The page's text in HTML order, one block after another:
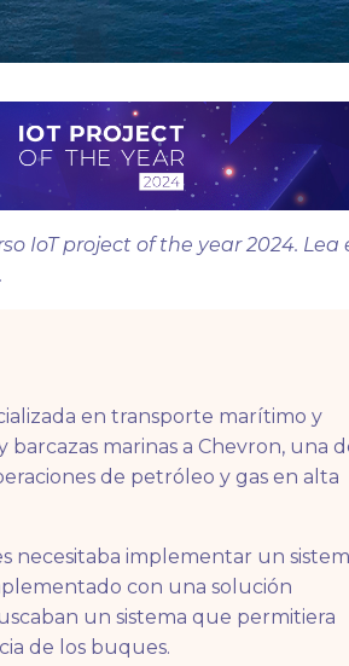
IoT project of the year 2024. Lea
.
en transporte marítimo y
marinas a Chevron, una
de petróleo y gas en alta
necesitaba implementar un
con una solución
un sistema que permitiera
de los buques.